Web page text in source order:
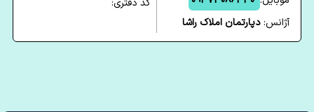
آژانس:دپارتمان املاک راشا
کد دفتری: